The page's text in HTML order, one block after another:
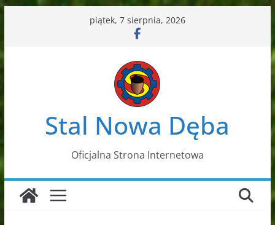
piątek, 7 sierpnia, 2026
Stal Nowa Dęba
Oficjalna Strona Internetowa